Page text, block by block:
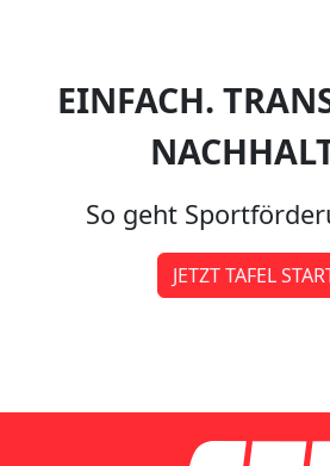
EINFACH.
So geht
JETZT TAFEL